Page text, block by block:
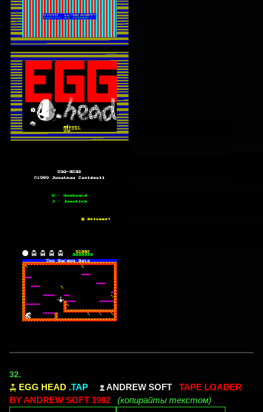
32.
EGG HEAD .TAP ANDREW SOFT
TAPE LOADER
BY ANDREW SOFT 1992
(копирайты текстом)